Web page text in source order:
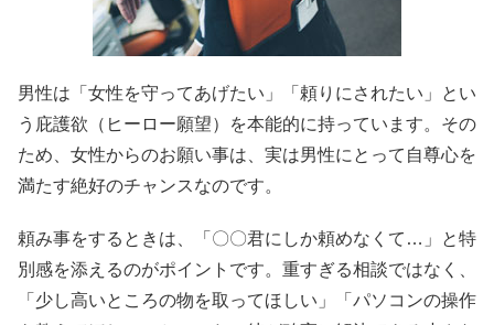
男性は「女性を守ってあげたい」「頼りにされたい」とい
う庇護欲（ヒーロー願望）を本能的に持っています。その
ため、女性からのお願い事は、実は男性にとって自尊心を
満たす絶好のチャンスなのです。
頼み事をするときは、「〇〇君にしか頼めなくて…」と特
別感を添えるのがポイントです。重すぎる相談ではなく、
「少し高いところの物を取ってほしい」「パソコンの操作